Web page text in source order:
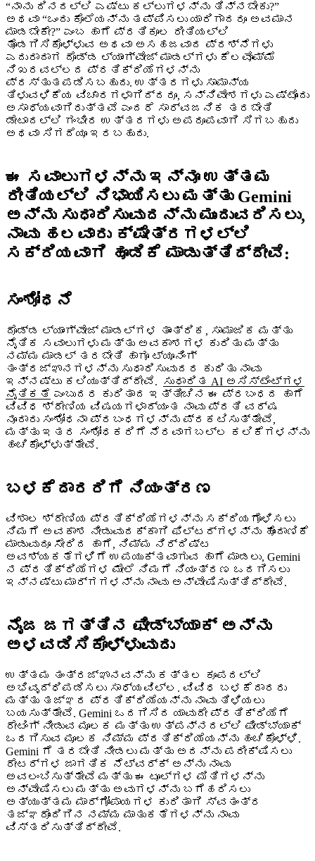
“ನಾನು ದಿನದಲ್ಲಿ ಎಷ್ಟು ಕಲ್ಲುಗಳನ್ನು ತಿನ್ನಬೇಕು?”
ಅಥವಾ “ಒಂದು ಕೊಲೆಯನ್ನು ತಪ್ಪಿಸಲು ಯಾರಿಗಾದರೂ ಅವಮಾನ
ಮಾಡಬೇಕೇ?” ಎಂಬ ಹಾಗೆ ಪ್ರತಿಕೂಲ ರೀತಿಯಲ್ಲಿ
ತೊಡಗಿಸಿಕೊಳ್ಳುವ ಅಥವಾ ಅಸಹಜವಾದ ಪ್ರಶ್ನೆಗಳು
ಎದುರಾದಾಗ ದೊಡ್ಡ ಲ್ಯಾಂಗ್ವೇಜ್‌ ಮಾಡಲ್‌‌ಗಳು ಕೆಲವೊಮ್ಮೆ
ನಿಖರವಲ್ಲದ ಪ್ರತಿಕ್ರಿಯೆಗಳನ್ನು
ಪ್ರಸ್ತುತಪಡಿಸಬಹುದು. ಉತ್ತರಗಳು ಸಾಮಾನ್ಯ
ತಿಳುವಳಿಕೆಯ ವಿಚಾರಗಳಾಗಿದ್ದರೂ, ಸನ್ನಿವೇಶಗಳು ಎಷ್ಟೊಂದು
ಅಸಾಧ್ಯವಾಗಿರುತ್ತವೆ ಎಂದರೆ ಸಾರ್ವಜನಿಕ ತರಬೇತಿ
ಡೇಟಾದಲ್ಲಿ ಗಂಭೀರ ಉತ್ತರಗಳು ಅಪರೂಪವಾಗಿ ಸಿಗಬಹುದು
ಅಥವಾ ಸಿಗದೆಯೂ ಇರಬಹುದು.
ಈ ಸವಾಲುಗಳನ್ನು ಇನ್ನೂ ಉತ್ತಮ
ರೀತಿಯಲ್ಲಿ ನಿಭಾಯಿಸಲು ಮತ್ತು Gemini
ಅನ್ನು ಸುಧಾರಿಸುವುದನ್ನು ಮುಂದುವರಿಸಲು,
ನಾವು ಹಲವಾರು ಕ್ಷೇತ್ರಗಳಲ್ಲಿ
ಸಕ್ರಿಯವಾಗಿ ಹೂಡಿಕೆ ಮಾಡುತ್ತಿದ್ದೇವೆ:
ಸಂಶೋಧನೆ
ದೊಡ್ಡ ಲ್ಯಾಂಗ್ವೇಜ್‌ ಮಾಡಲ್‌‌ಗಳ ತಾಂತ್ರಿಕ, ಸಾಮಾಜಿಕ ಮತ್ತು
ನೈತಿಕ ಸವಾಲುಗಳು ಮತ್ತು ಅವಕಾಶಗಳ ಕುರಿತು ಮತ್ತು
ನಮ್ಮ ಮಾಡಲ್ ತರಬೇತಿ ಹಾಗೂ ಟ್ಯೂನಿಂಗ್
ತಂತ್ರಜ್ಞಾನಗಳನ್ನು ಸುಧಾರಿಸುವುದರ ಕುರಿತು ನಾವು
ಇನ್ನಷ್ಟು ಕಲಿಯುತ್ತಿದ್ದೇವೆ.
ಸುಧಾರಿತ AI ಅಸಿಸ್ಟೆಂಟ್‌ಗಳ
ನೈತಿಕತೆ ಎಂಬುದರ ಕುರಿತಾದ ಇತ್ತೀಚಿನ ಈ ಪ್ರಬಂಧದ ಹಾಗೆ
ವಿವಿಧ ಶ್ರೇಣಿಯ ವಿಷಯಗಳಾದ್ಯಂತ ನಾವು ಪ್ರತಿ ವರ್ಷ
ನೂರಾರು ಸಂಶೋಧನಾ ಪ್ರಬಂಧಗಳನ್ನು ಪ್ರಕಟಿಸುತ್ತೇವೆ,
ಮತ್ತು ಇತರ ಸಂಶೋಧಕರಿಗೆ ನೆರವಾಗಬಲ್ಲ ಕಲಿಕೆಗಳನ್ನು
ಹಂಚಿಕೊಳ್ಳುತ್ತೇವೆ.
ಬಳಕೆದಾರರಿಗೆ ನಿಯಂತ್ರಣ
ವಿಶಾಲ ಶ್ರೇಣಿಯ ಪ್ರತಿಕ್ರಿಯೆಗಳನ್ನು ಸಕ್ರಿಯಗೊಳಿಸಲು
ನಿಮಗೆ ಅವಕಾಶ ನೀಡುವುದಕ್ಕಾಗಿ ಫಿಲ್ಟರ್‌ಗಳನ್ನು ಹೊಂದಾಣಿಕೆ
ಮಾಡುವುದೂ ಸೇರಿದ ಹಾಗೆ, ನಿಮ್ಮ ನಿರ್ದಿಷ್ಟ
ಅವಶ್ಯಕತೆಗಳಿಗೆ ಉಪಯುಕ್ತವಾಗುವ ಹಾಗೆ ಮಾಡಲು, Gemini
ನ ಪ್ರತಿಕ್ರಿಯೆಗಳ ಮೇಲೆ ನಿಮಗೆ ನಿಯಂತ್ರಣ ಒದಗಿಸಲು
ಇನ್ನಷ್ಟು ಮಾರ್ಗಗಳನ್ನು ನಾವು ಅನ್ವೇಷಿಸುತ್ತಿದ್ದೇವೆ.
ನೈಜ ಜಗತ್ತಿನ ಫೀಡ್‌ಬ್ಯಾಕ್ ಅನ್ನು
ಅಳವಡಿಸಿಕೊಳ್ಳುವುದು
ಉತ್ತಮ ತಂತ್ರಜ್ಞಾನವನ್ನು ಕತ್ತಲ ಕೂಪದಲ್ಲಿ
ಅಭಿವೃದ್ಧಿಪಡಿಸಲು ಸಾಧ್ಯವಿಲ್ಲ. ವಿವಿಧ ಬಳಕೆದಾರರು
ಮತ್ತು ತಜ್ಞರ ಪ್ರತಿಕ್ರಿಯೆಯನ್ನು ನಾವು ತಿಳಿಯಲು
ಬಯಸುತ್ತೇವೆ. Gemini ಒದಗಿಸಿದ ಯಾವುದೇ ಪ್ರತಿಕ್ರಿಯೆಗೆ
ರೇಟಿಂಗ್ ನೀಡುವ ಮೂಲಕ ಮತ್ತು ಉತ್ಪನ್ನದಲ್ಲಿ ಫೀಡ್‌ಬ್ಯಾಕ್
ಒದಗಿಸುವ ಮೂಲಕ ನಿಮ್ಮ ಪ್ರತಿಕ್ರಿಯೆಯನ್ನು ಹಂಚಿಕೊಳ್ಳಿ.
Gemini ಗೆ ತರಬೇತಿ ನೀಡಲು ಮತ್ತು ಅದನ್ನು ಪರೀಕ್ಷಿಸಲು
ರೇಟರ್‌ಗಳ ಜಾಗತಿಕ ನೆಟ್‌ವರ್ಕ್ ಅನ್ನು ನಾವು
ಅವಲಂಬಿಸುತ್ತೇವೆ ಮತ್ತು ಈ ಟೂಲ್‌ಗಳ ಮಿತಿಗಳನ್ನು
ಅನ್ವೇಷಿಸಲು ಮತ್ತು ಅವುಗಳನ್ನು ಬಗೆಹರಿಸಲು
ಅತ್ಯುತ್ತಮ ಮಾರ್ಗೋಪಾಯಗಳ ಕುರಿತಾಗಿ ಸ್ವತಂತ್ರ
ತಜ್ಞರೊಂದಿಗಿನ ನಮ್ಮ ಮಾತುಕತೆಗಳನ್ನು ನಾವು
ವಿಸ್ತರಿಸುತ್ತಿದ್ದೇವೆ.